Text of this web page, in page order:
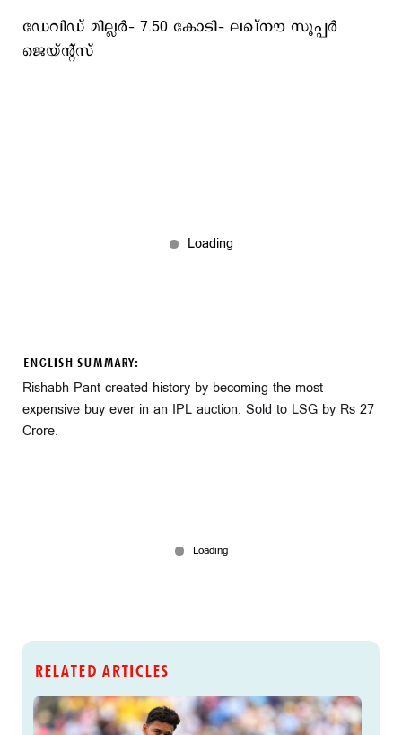
ഡേവിഡ് മില്ലര്‍– 7.50 കോടി– ലഖ്നൗ സൂപ്പര്‍
ജെയ്ന്‍റ്സ്
ENGLISH SUMMARY:
Rishabh Pant created history by becoming the most
expensive buy ever in an IPL auction. Sold to LSG by Rs 27
Crore.
RELATED ARTICLES